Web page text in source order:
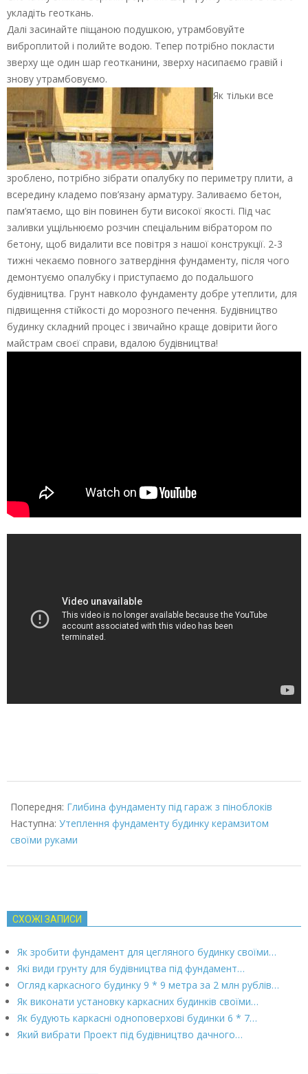
укладіть геоткань.
Далі засинайте піщаною подушкою, утрамбовуйте
виброплитой і полийте водою. Тепер потрібно покласти
зверху ще один шар геотканини, зверху насипаємо гравій і
знову утрамбовуємо.
Як тільки все
зроблено, потрібно зібрати опалубку по периметру плити, а
всередину кладемо пов’язану арматуру. Заливаємо бетон,
пам’ятаємо, що він повинен бути високої якості. Під час
заливки ущільнюємо розчин спеціальним вібратором по
бетону, щоб видалити все повітря з нашої конструкції. 2-3
тижні чекаємо повного затвердіння фундаменту, після чого
демонтуємо опалубку і приступаємо до подальшого
будівництва. Грунт навколо фундаменту добре утеплити, для
підвищення стійкості до морозного печення. Будівництво
будинку складний процес і звичайно краще довірити його
майстрам своєї справи, вдалою будівництва!
02-
03
Попередня: Глибина фундаменту під гараж з піноблоків
Наступна: Утеплення фундаменту будинку керамзитом
своїми руками
СХОЖІ ЗАПИСИ
Як зробити фундамент для цегляного будинку своїми…
Які види грунту для будівництва під фундамент…
Огляд каркасного будинку 9 * 9 метра за 2 млн рублів…
Як виконати установку каркасних будинків своїми…
Як будують каркасні одноповерхові будинки 6 * 7…
Який вибрати Проект під будівництво дачного…